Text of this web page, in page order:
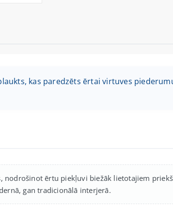
kas paredzēts ērtai virtuves
nodrošinot ērtu piekļuvi biežāk lietotajiem
gan tradicionālā interjerā.